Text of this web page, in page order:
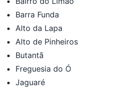
Barra Funda
Alto da Lapa
Alto de Pinheiros
Butantã
Freguesia do Ó
Jaguaré